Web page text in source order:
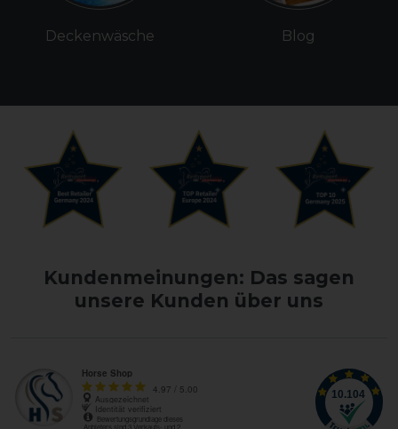
Deckenwäsche Blog
Kundenmeinungen: Das sagen
unsere Kunden über uns